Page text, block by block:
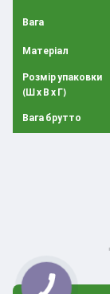
Вага
Матеріал
Розмір упаковки
(Ш х В х Г)
Вага брутто